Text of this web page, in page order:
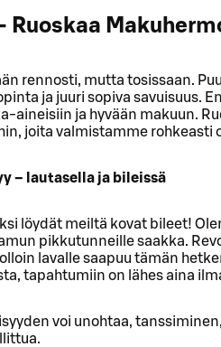
Ruoskaa
rennosti, mutta tosissaan.
ja juuri sopiva savuisuus.
aineisiin ja hyvään makuun.​
joita valmistamme rohkeasti
– lautasella ja bileissä​
löydät meiltä kovat bileet!
pikkutunneille saakka.
lavalle saapuu tämän
tapahtumiin on lähes aina
voi unohtaa,